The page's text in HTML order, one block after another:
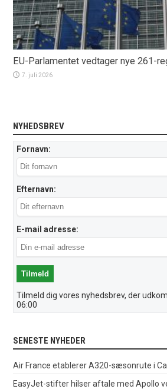
EU-Parlamentet vedtager nye 261-
7. juli 2026
NYHEDSBREV
Fornavn:
Efternavn:
E-mail adresse:
Tilmeld dig vores nyhedsbrev, der
06:00
SENESTE NYHEDER
Air France etablerer A320-sæsonrute i
EasyJet-stifter hilser aftale med Apollo